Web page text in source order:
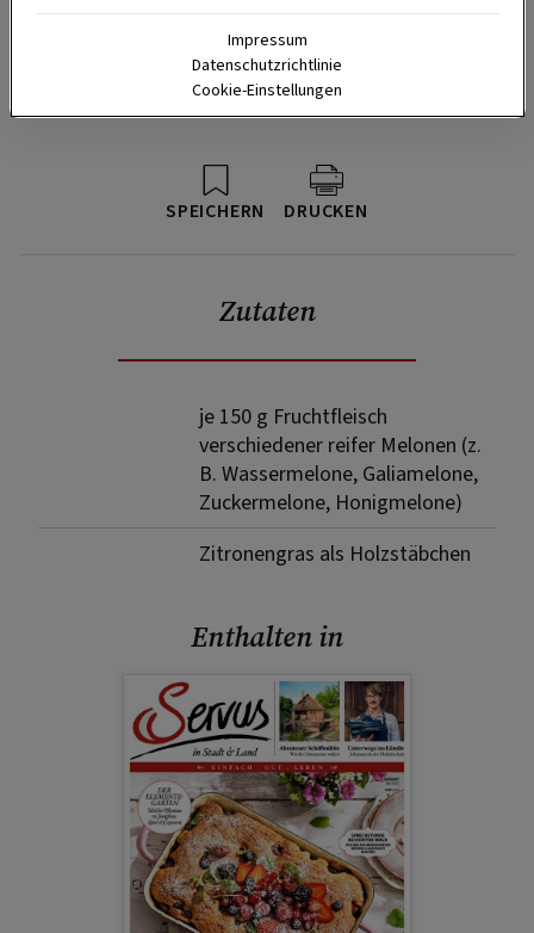
SPEICHERN DRUCKEN
Zutaten
je 150 g Fruchtfleisch
verschiedener reifer Melonen (z.
B. Wassermelone, Galiamelone,
Zuckermelone, Honigmelone)
Zitronengras als Holzstäbchen
Enthalten in
Impressum
Datenschutzrichtlinie
Cookie-Einstellungen